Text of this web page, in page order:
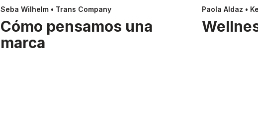
Seba Wilhelm • Trans Company
Cómo pensamos una
marca
Paola Aldaz •